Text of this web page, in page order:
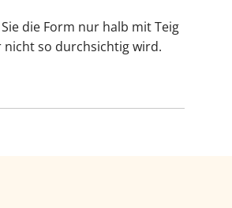
die Form nur halb mit Teig
nicht so durchsichtig wird.